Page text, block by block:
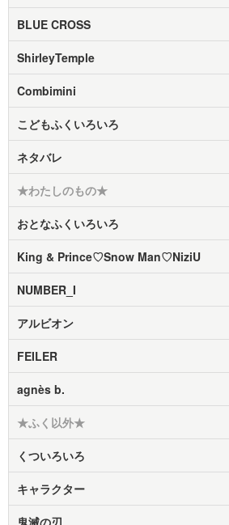
BLUE CROSS
ShirleyTemple
Combimini
こどもふくいろいろ
ネタバレ
★わたしのもの★
おとなふくいろいろ
King & Prince♡Snow Man♡NiziU
NUMBER_I
アルビオン
FEILER
agnès b.
★ふく以外★
くついろいろ
キャラクター
鬼滅の刃